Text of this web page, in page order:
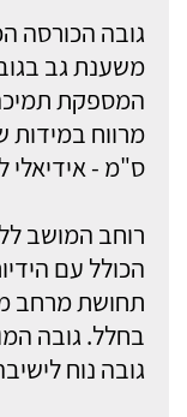
המספקת
ס"מ - אידיאלי
תחושת מרחב
גובה נוח